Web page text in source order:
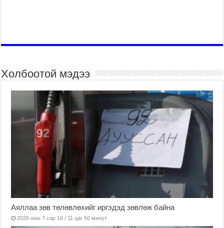
Холбоотой мэдээ
Аяллаа зөв төлөвлөхийг иргэдэд зөвлөж байна
2026 оны 7 сар 16 / 11 цаг 50 минут